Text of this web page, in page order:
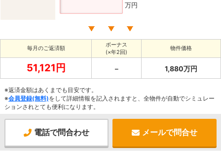
万円
毎月のご返済額
ボーナス
(×年2回)
物件価格
51,121円 － 1,880万円
※返済金額はあくまでも目安です。
※会員登録(無料)をして詳細情報を記入されますと、全物件が自動でシミュレー
ションされとても便利になります。
電話で問合わせ メールで問合せ